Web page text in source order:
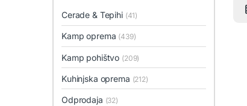
Cerade & Tepihi (41)
Kamp oprema (439)
Kamp pohištvo (209)
Kuhinjska oprema (212)
Odprodaja (32)